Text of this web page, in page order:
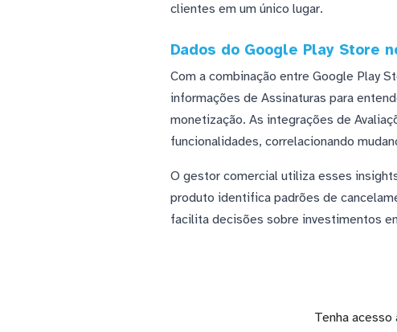
clientes em um único lugar.
Dados do Google Play Store
Com a combinação entre Google Play
informações de Assinaturas para
monetização. As integrações de
funcionalidades, correlacionando
O gestor comercial utiliza esses
produto identifica padrões de
facilita decisões sobre investimentos
Tenha